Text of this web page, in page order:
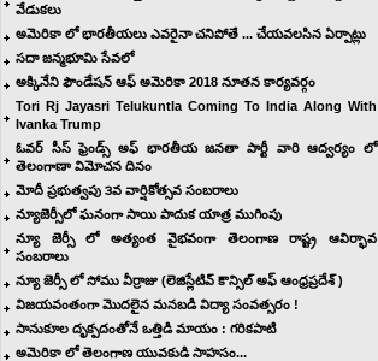
వేడుకలు
అమెరికా లో భారతీయలు ఎవరైనా చనిపోతే ... చేయవలసిన ఏర్పాట్లు
సదా జన్మభూమి సేవలో
అక్కినేని ఫౌండేషన్ ఆఫ్ అమెరికా 2018 నూతన కార్యవర్గం
Tori Rj Jayasri Telukuntla Coming To India Along With
Ivanka Trump
ఓవర్ సీస్ ఫ్రెండ్స్ అఫ్ భారతీయ జనతా పార్టీ వారి ఆద్వర్యం లో
తెలంగాణా విమోచన దినం
మోదీ ప్రభుత్వపు ౩వ వార్షికోత్సవ సంబరాలు
న్యూజెర్సీలో ఘనంగా సాయి పాదుక యాత్ర ముగింపు
న్యూ జెర్సీ లో అత్యంత వైభవంగా తెలంగాణ రాష్ట్ర ఆవిర్భావ
సంబరాలు
న్యూ జెర్సీ లో సోము వీర్రాజు (లెజిస్లేటివ్ కౌన్సిల్ అఫ్ ఆంధ్రప్రదేశ్ )
విజయవంతంగా మొదలైన మనబడి విద్యా సంవత్సరం !
సానుకూల దృక్పదంతోనే ఒత్తిడి మాయం : గరికపాటి
అమెరికా లో తెలంగాణ యువ‌కుడి సాహ‌సం...